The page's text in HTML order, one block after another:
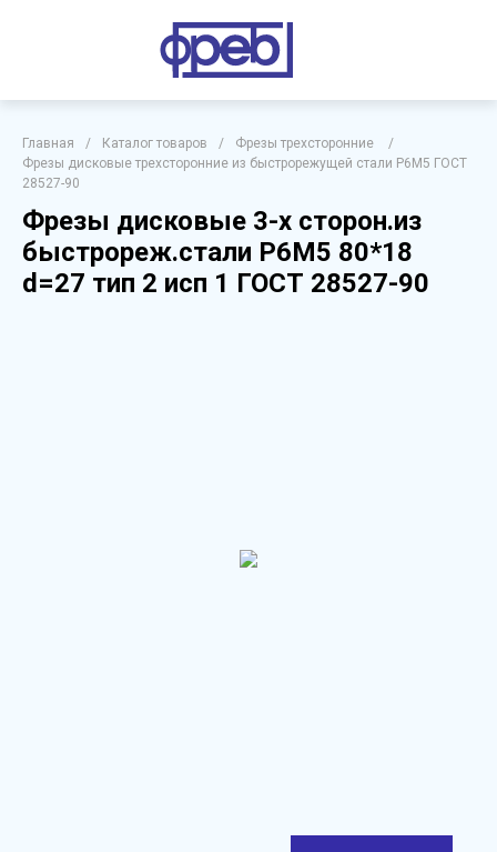
Главная / Каталог товаров / Фрезы трехсторонние
/
Фрезы дисковые трехсторонние из быстрорежущей стали Р6М5 ГОСТ
28527-90
Фрезы дисковые 3-х сторон.из
быстрореж.стали Р6М5 80*18
d=27 тип 2 исп 1 ГОСТ 28527-90